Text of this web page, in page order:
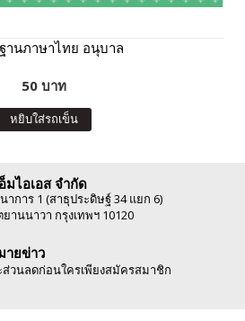
านภาษาไทย อนุบาล
50 บาท
หยิบใส่รถเข็น
ไอเอส จำกัด
การ 1 (สาธุประดิษฐ์ 34 แยก 6)
านนาวา กรุงเทพฯ 10120
ายข่าว
วนลดก่อนใครเพียงสมัครสมาชิก